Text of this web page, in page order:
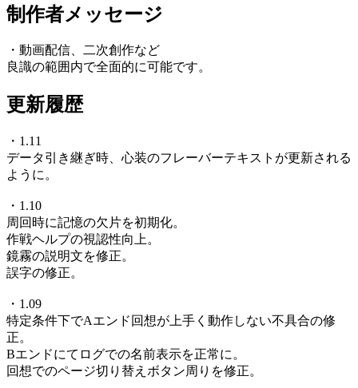
制作者メッセージ
・動画配信、二次創作など
良識の範囲内で全面的に可能です。
更新履歴
・1.11
データ引き継ぎ時、心装のフレーバーテキストが更新される
ように。
・1.10
周回時に記憶の欠片を初期化。
作戦ヘルプの視認性向上。
鏡霧の説明文を修正。
誤字の修正。
・1.09
特定条件下でAエンド回想が上手く動作しない不具合の修
正。
Bエンドにてログでの名前表示を正常に。
回想でのページ切り替えボタン周りを修正。